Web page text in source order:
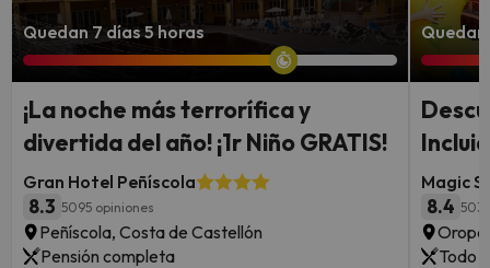
Quedan 7 días 5 horas
¡La noche más terrorífica y
divertida del año! ¡1r Niño GRATIS!
Gran Hotel Peñíscola
8.3 5095 opiniones
Peñíscola, Costa de Castellón
Pensión completa
Quedan
Magic
8.4 503
Todo